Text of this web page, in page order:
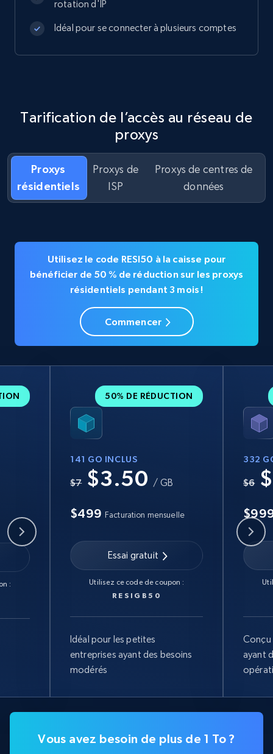
rotation d'IP
Idéal pour se connecter à plusieurs comptes
Tarification de l’accès au réseau de
proxys
Proxys
résidentiels
Proxys de
ISP
Proxys de centres de
données
Utilisez le code RESI50 à la caisse pour
bénéficier de 50 % de réduction sur les proxys
résidentiels pendant 3 mois !
Commencer
:
50% DE RÉDUCTION
141 GO INCLUS
$7 $3.50 / GB
$499 Facturation mensuelle
Essai gratuit
Utilisez ce code de coupon :
RESIGB50
Idéal pour les petites
entreprises ayant des besoins
modérés
332
$6
Conçu
ayant
Vous avez besoin de plus de 1 To ?